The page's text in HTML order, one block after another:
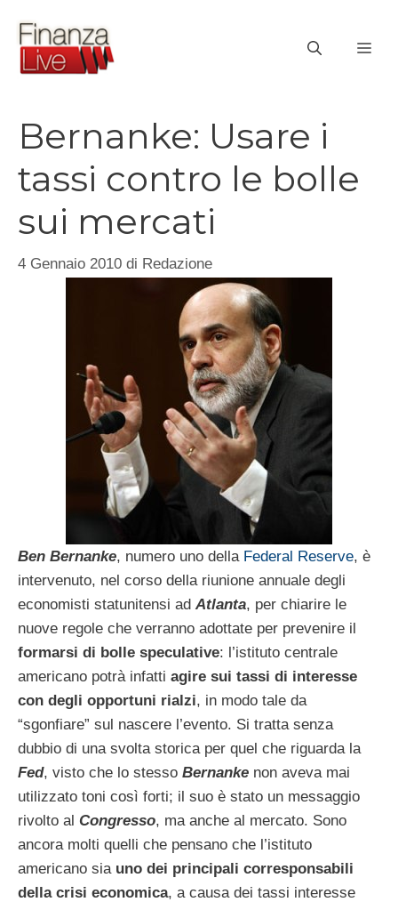
contenuto
Bernanke: Usare i
tassi contro le bolle
sui mercati
4 Gennaio 2010 di Redazione
Ben Bernanke, numero uno della Federal Reserve, è
intervenuto, nel corso della riunione annuale degli
economisti statunitensi ad Atlanta, per chiarire le
nuove regole che verranno adottate per prevenire il
formarsi di bolle speculative: l’istituto centrale
americano potrà infatti agire sui tassi di interesse
con degli opportuni rialzi, in modo tale da
“sgonfiare” sul nascere l’evento. Si tratta senza
dubbio di una svolta storica per quel che riguarda la
Fed, visto che lo stesso Bernanke non aveva mai
utilizzato toni così forti; il suo è stato un messaggio
rivolto al Congresso, ma anche al mercato. Sono
ancora molti quelli che pensano che l’istituto
americano sia uno dei principali corresponsabili
della crisi economica, a causa dei tassi interesse